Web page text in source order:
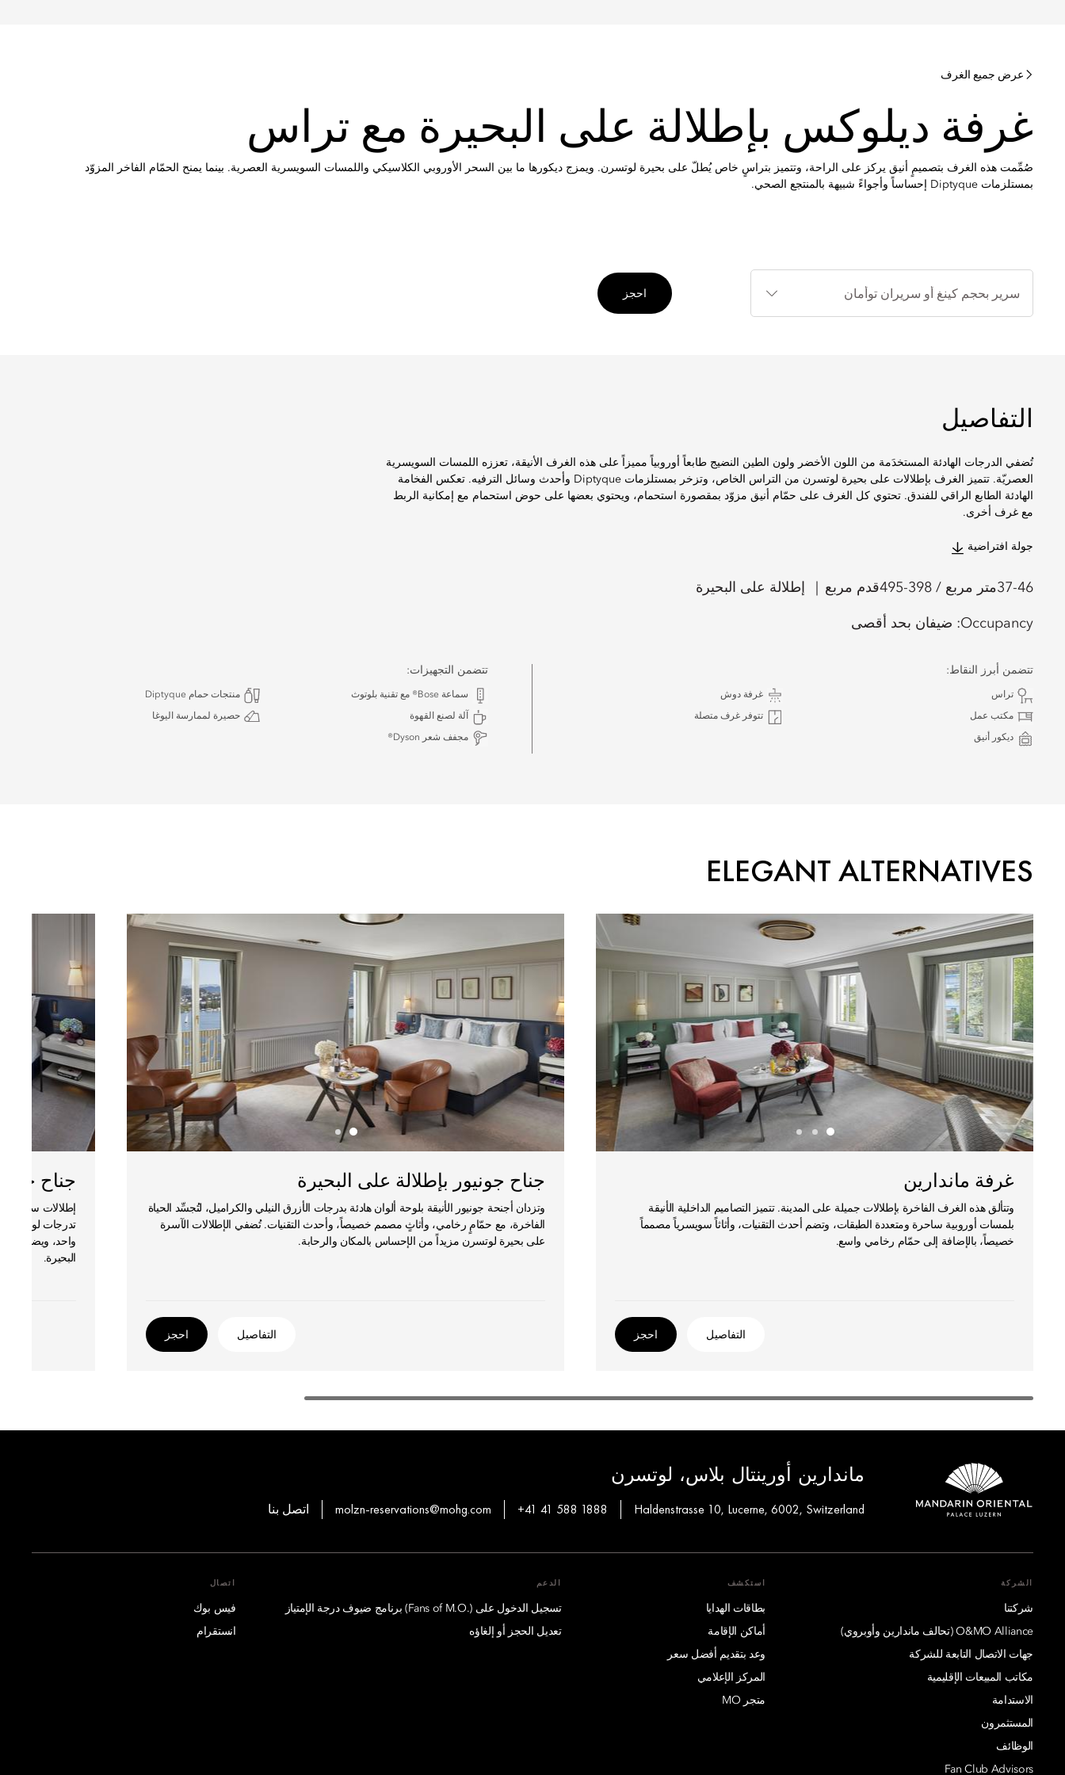
عرض جميع الغرف
غرفة ديلوكس بإطلالة على البحيرة مع تراس
صُمِّمت هذه الغرف بتصميمٍ أنيق يركز على الراحة، وتتميز بتراسٍ خاص يُطلّ على بحيرة لوتسرن. ويمزج ديكورها ما بين السحر الأوروبي الكلاسيكي واللمسات السويسرية العصرية. بينما يمنح الحمّام الفاخر المزوّد
بمستلزمات Diptyque إحساساً وأجواءً شبيهة بالمنتجع الصحي.
أنواع
احجز
التفاصيل
تُضفي الدرجات الهادئة المستخدَمة من اللون الأخضر ولون الطين النضيج طابعاً أوروبياً مميزاً على هذه الغرف الأنيقة، تعززه اللمسات السويسرية
العصريّة. تتميز الغرف بإطلالات على بحيرة لوتسرن من التراس الخاص، وتزخر بمستلزمات Diptyque وأحدث وسائل الترفيه. تعكس الفخامة
الهادئة الطابع الراقي للفندق. تحتوي كل الغرف على حمّام أنيق مزوّد بمقصورة استحمام، ويحتوي بعضها على حوض استحمام مع إمكانية الربط
مع غرف أخرى.
جولة افتراضية
37-46متر مربع / 398-495 قدم مربع إطلالة على البحيرة
Occupancy: ضيفان بحد أقصى
تتضمن أبرز النقاط:
تراس غرفة دوش
مكتب عمل تتوفر غرف متصلة
ديكور أنيق
تتضمن التجهيزات:
سماعة Bose® مع تقنية بلوتوث منتجات حمام Diptyque
آلة لصنع القهوة حصيرة لممارسة اليوغا
مجفف شعر Dyson®
ELEGANT ALTERNATIVES
غرفة ماندارين
وتتألق هذه الغرف الفاخرة بإطلالات جميلة على المدينة. تتميز التصاميم الداخلية الأنيقة
بلمسات أوروبية ساحرة ومتعددة الطبقات، وتضم أحدث التقنيات، وأثاثاً سويسرياً مصمماً
خصيصاً، بالإضافة إلى حمّام رخامي واسع.
التفاصيل احجز
جناح جونيور بإطلالة على البحيرة
وتزدان أجنحة جونيور الأنيقة بلوحة ألوان هادئة بدرجات الأزرق النيلي والكراميل، لتُجسِّد الحياة
الفاخرة، مع حمّامٍ رخامي، وأثاثٍ مصمم خصيصاً، وأحدث التقنيات. تُضفي الإطلالات الآسرة
على بحيرة لوتسرن مزيداً من الإحساس بالمكان والرحابة.
التفاصيل احجز
جناح
إطلالات ساحرة
تدرجات لونية
واحد، ويضم
البحيرة.
ماندارين أورينتال بلاس، لوتسرن
Haldenstrasse 10, Lucerne, 6002, Switzerland
+41 41 588 1888
molzn-reservations@mohg.com اتصل بنا
الشركة
شركتنا
O&MO Alliance (تحالف ماندارين وأوبروي)
جهات الاتصال التابعة للشركة
مكاتب المبيعات الإقليمية
الاستدامة
المستثمرون
الوظائف
Fan Club Advisors
استكشف
بطاقات الهدايا
أماكن الإقامة
وعد بتقديم أفضل سعر
المركز الإعلامي
متجر MO
الدعم
تسجيل الدخول على (.Fans of M.O) برنامج ضيوف درجة الإمتياز
تعديل الحجز أو إلغاؤه
اتصال
فيس بوك
انستقرام